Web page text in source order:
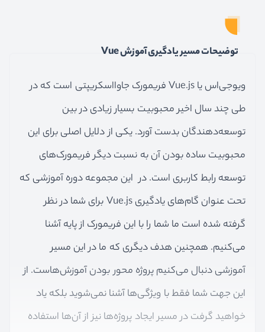
توضیحات مسیر یادگیری آموزش Vue
ویوجی‌اس یاVue.jsفریمورک جاوااسکریپتی است که در
طی چند سال اخیر محبوبیت بسیار زیادی در بین
توسعه‌دهندگان بدست آورد. یکی از دلایل اصلی برای این
محبوبیت ساده بودن آن به نسبت دیگر فریمورک‌های
توسعه رابط کاربری است. در این مجموعه دوره آموزشی که
تحت عنوان گام‌های یادگیریVue.jsبرای شما در نظر
گرفته شده است ما شما را با این فریمورک از پایه آشنا
می‌کنیم. همچنین هدف دیگری که ما در این مسیر
آموزشی دنبال می‌کنیم پروژه محور بودن آموزش‌هاست. از
این جهت شما فقط با ویژگی‌ها آشنا نمی‌شوید بلکه یاد
خواهید گرفت در مسیر ایجاد پروژه‌ها نیز از آن‌ها استفاده